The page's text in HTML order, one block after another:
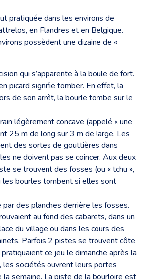
pratiquée dans les environs de
en Flandres et en Belgique.
possèdent une dizaine de «
qui s’apparente à la boule de fort.
picard signifie tomber. En effet, la
de son arrêt, la bourle tombe sur le
légèrement concave (appelé « une
25 m de long sur 3 m de large. Les
des sortes de gouttières dans
ne doivent pas se coincer. Aux deux
se trouvent des fosses (ou « tchu »,
les bourles tombent si elles sont
des planches derrière les fosses.
au fond des cabarets, dans un
du village ou dans les cours des
Parfois 2 pistes se trouvent côte
ce jeu le dimanche après la
les sociétés ouvrent leurs portes
semaine. La piste de la bourloire est